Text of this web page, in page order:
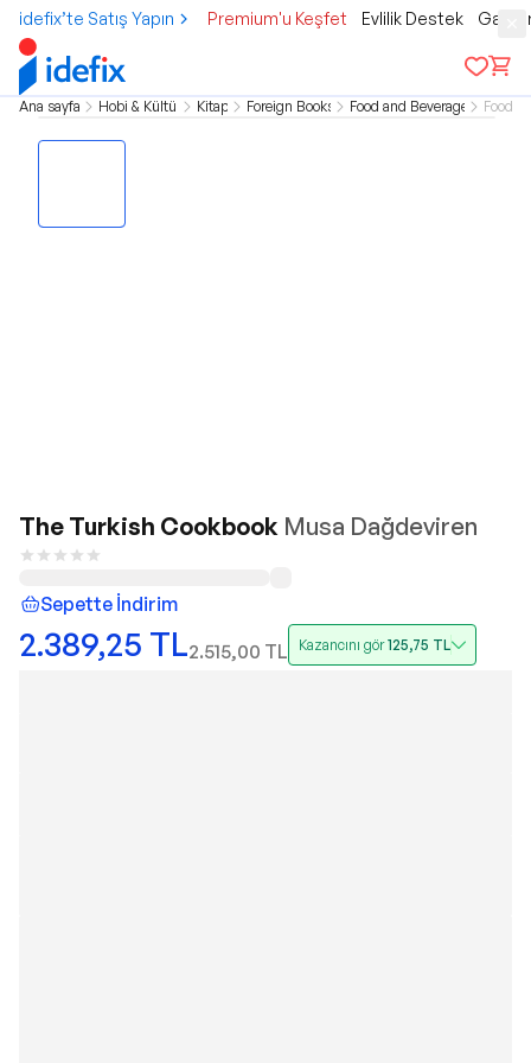
idefix’te Satış Yapın Premium'u Keşfet Evlilik Destek
Ana sayfa Hobi & Kültür Kitap Foreign Books Food and Beverage Food
The Turkish Cookbook Musa Dağdeviren
Sepette İndirim
2.389,25 TL2.515,00 TL Kazancını gör125,75 TL